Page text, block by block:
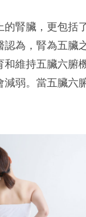
腎臟，更包括
為，腎為五臟
維持五臟六腑
弱。當五臟六